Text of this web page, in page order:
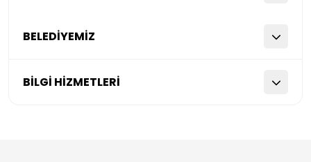
BELEDİYEMİZ
BİLGİ HİZMETLERİ